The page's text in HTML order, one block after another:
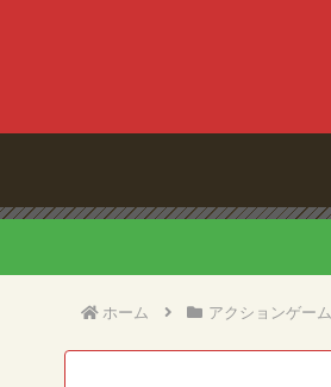
ホーム アクションゲーム